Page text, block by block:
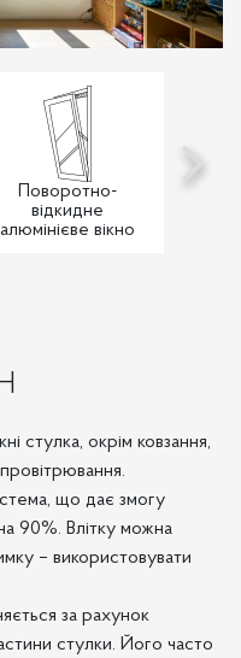
Поворотно-
відкидне
алюмінієве вікно
стулка, окрім ковзання,
що дає змогу
90%. Влітку можна
– використовувати
за рахунок
стулки. Його часто